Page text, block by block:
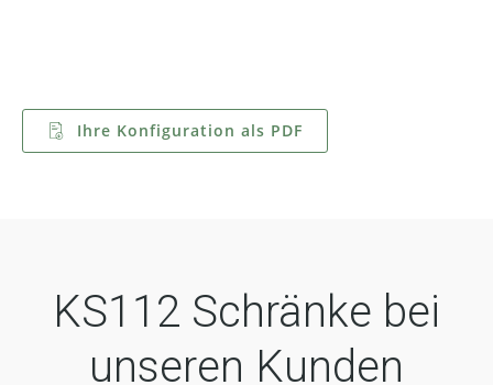
Ihre Konfiguration als PDF
KS112 Schränke bei
unseren Kunden